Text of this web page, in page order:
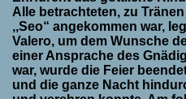
Alle betrachteten, zu
,,Seo“ angekommen war,
Valero, um dem Wunsche
einer Ansprache des
war, wurde die Feier
und die ganze Nacht